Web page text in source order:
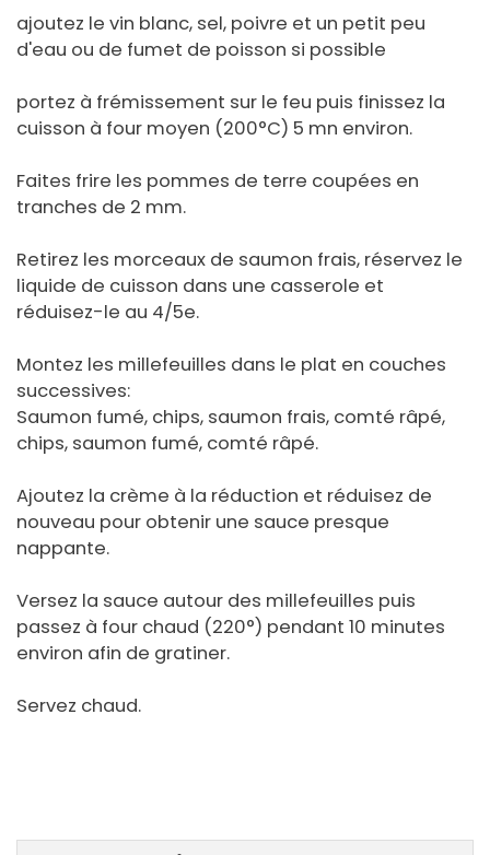
ajoutez le vin blanc, sel, poivre et un petit peu
d'eau ou de fumet de poisson si possible
portez à frémissement sur le feu puis finissez la
cuisson à four moyen (200°C) 5 mn environ.
Faites frire les pommes de terre coupées en
tranches de 2 mm.
Retirez les morceaux de saumon frais, réservez le
liquide de cuisson dans une casserole et
réduisez-le au 4/5e.
Montez les millefeuilles dans le plat en couches
successives:
Saumon fumé, chips, saumon frais, comté râpé,
chips, saumon fumé, comté râpé.
Ajoutez la crème à la réduction et réduisez de
nouveau pour obtenir une sauce presque
nappante.
Versez la sauce autour des millefeuilles puis
passez à four chaud (220°) pendant 10 minutes
environ afin de gratiner.
Servez chaud.